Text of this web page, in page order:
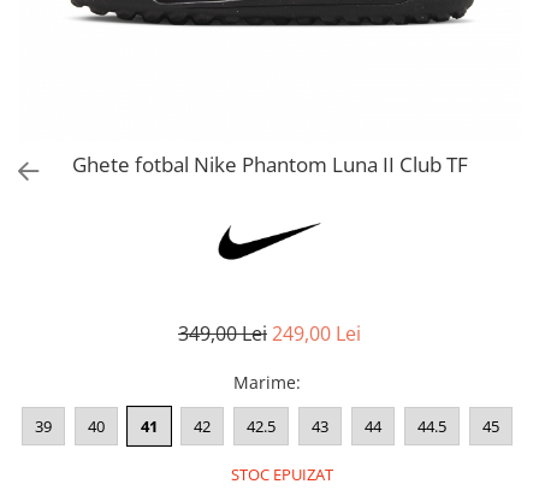
Bluze fotbal copii
Sorturi fotbal femei
Ghete fotbal Nike Phantom Luna II Club TF
349,00 Lei249,00 Lei
Marime:
39 40 41 42 42.5 43 44 44.5 45
STOC EPUIZAT